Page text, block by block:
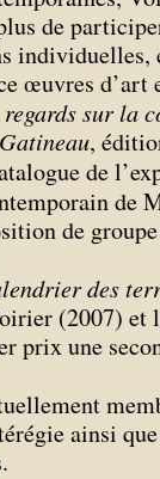
de
œuvres
sur la
,
de
de
de
des
(2007)
prix une
ainsi